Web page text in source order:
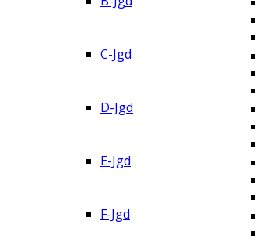
C-Jgd
D-Jgd
E-Jgd
F-Jgd